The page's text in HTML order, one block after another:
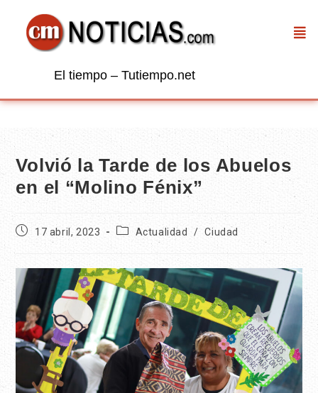
El tiempo – Tutiempo.net
Volvió la Tarde de los Abuelos
en el “Molino Fénix”
17 abril, 2023 Actualidad / Ciudad